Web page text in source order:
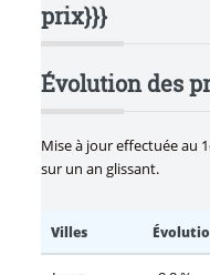
prix}}}
Évolution des
Mise à jour effectuée au
sur un an glissant.
Villes